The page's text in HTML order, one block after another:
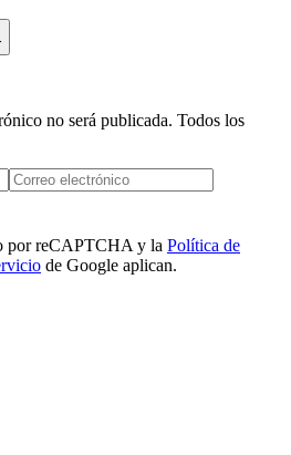
no será publicada. Todos los
por reCAPTCHA y la Política de
de Google aplican.